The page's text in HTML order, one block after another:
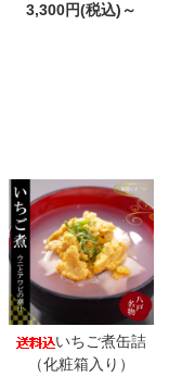
3,300円(税込)～
いちご煮缶詰
（化粧箱入り）